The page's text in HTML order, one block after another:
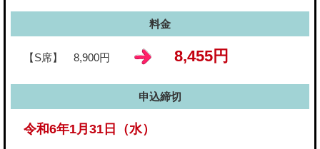
料金
【S席】 8,900円 8,455円
申込締切
令和6年1月31日（水）